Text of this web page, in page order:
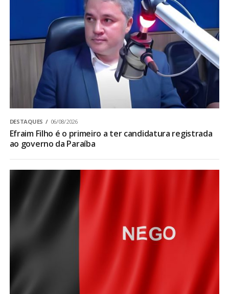
DESTAQUES 06/08/2026
Efraim Filho é o primeiro a ter candidatura registrada
ao governo da Paraíba